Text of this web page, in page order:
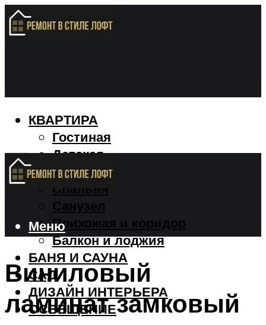
КВАРТИРА
Гостиная
Детская
Кухня
Спальня
Санузел
Прихожая и коридор
Балкон и лоджия
БАНЯ И САУНА
САД
ДИЗАЙН ИНТЕРЬЕРА
ОСВЕЩЕНИЕ
Меню
Виниловый
ламинат замковый